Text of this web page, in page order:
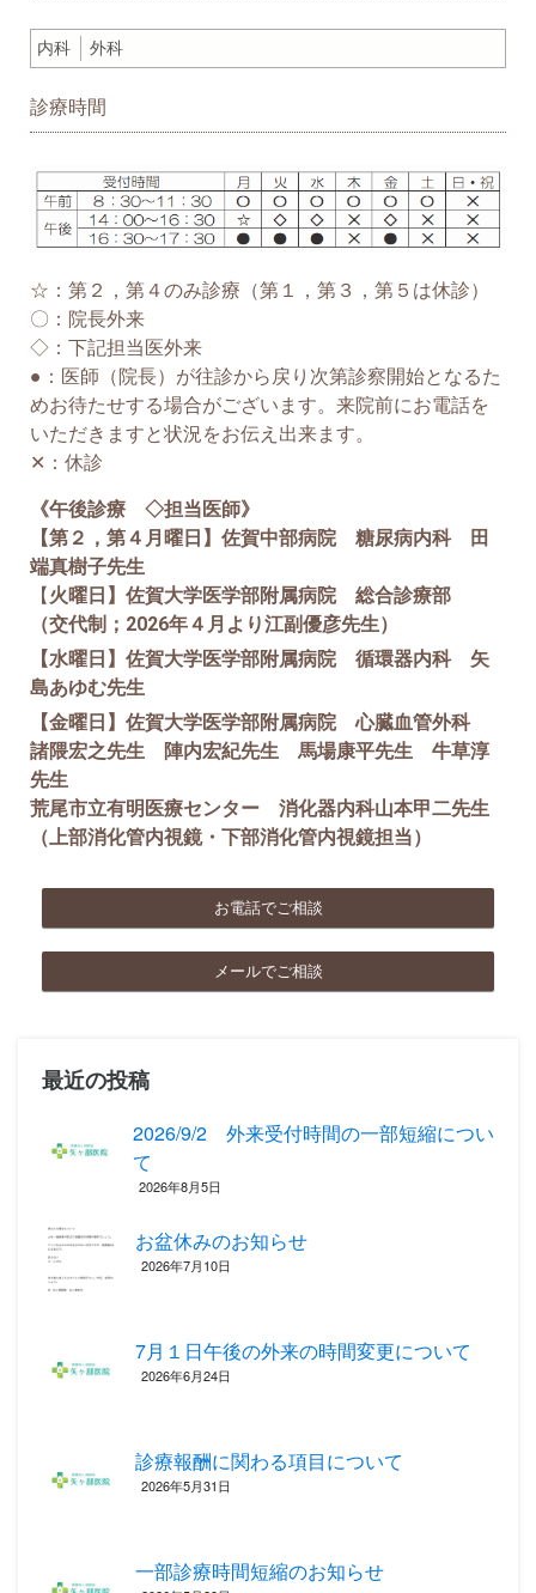
内科 外科
診療時間
☆：第２，第４のみ診療（第１，第３，第５は休診）
〇：院長外来
◇：下記担当医外来
●：医師（院長）が往診から戻り次第診察開始となるた
めお待たせする場合がございます。来院前にお電話を
いただきますと状況をお伝え出来ます。
✕：休診
《午後診療 ◇担当医師》
【第２，第４月曜日】佐賀中部病院 糖尿病内科 田
端真樹子先生
【 火曜日】佐賀大学医学部附属病院 総合診療部
（交代制；2026年４月より江副優彦先生）
【水曜日】佐賀大学医学部附属病院 循環器内科 矢
島あゆむ先生
【金曜日】佐賀大学医学部附属病院 心臓血管外科
諸隈宏之先生 陣内宏紀先生 馬場康平先生 牛草淳
先生
荒尾市立有明医療センター 消化器内科山本甲二先生
（上部消化管内視鏡・下部消化管内視鏡担当）
お電話でご相談
メールでご相談
最近の投稿
2026/9/2 外来受付時間の一部短縮につい
て
2026年8月5日
お盆休みのお知らせ
2026年7月10日
7月１日午後の外来の時間変更について
2026年6月24日
診療報酬に関わる項目について ‎
2026年5月31日
一部診療時間短縮のお知らせ